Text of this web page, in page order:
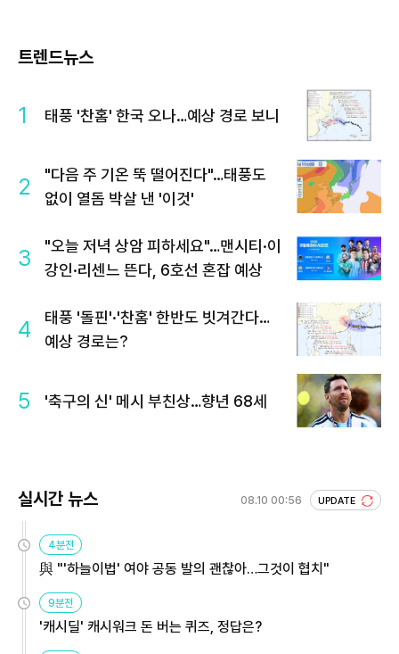
트렌드뉴스
1 태풍 '찬홈' 한국 오나…예상 경로 보니
2
"다음 주 기온 뚝 떨어진다"…태풍도
없이 열돔 박살 낸 '이것'
3
"오늘 저녁 상암 피하세요"…맨시티·이
강인·리센느 뜬다, 6호선 혼잡 예상
4
태풍 '돌핀'·'찬홈' 한반도 빗겨간다…
예상 경로는?
5 '축구의 신' 메시 부친상…향년 68세
실시간 뉴스 08.10 00:56 UPDATE
4분전
與 "'하늘이법' 여야 공동 발의 괜찮아…그것이 협치"
9분전
'캐시딜' 캐시워크 돈 버는 퀴즈, 정답은?